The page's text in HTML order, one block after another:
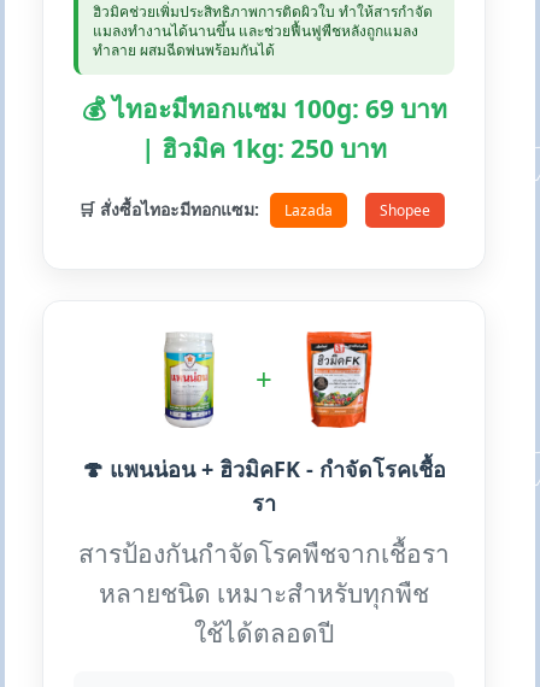
ฮิวมิคช่วยเพิ่มประสิทธิภาพการติดผิวใบ ทำให้สารกำจัด
แมลงทำงานได้นานขึ้น และช่วยฟื้นฟูพืชหลังถูกแมลง
ทำลาย ผสมฉีดพ่นพร้อมกันได้
💰 ไทอะมีทอกแซม 100g: 69 บาท
| ฮิวมิค 1kg: 250 บาท
🛒 สั่งซื้อไทอะมีทอกแซม: Lazada Shopee
+
🍄 แพนน่อน + ฮิวมิคFK - กำจัดโรคเชื้อ
รา
สารป้องกันกำจัดโรคพืชจากเชื้อรา
หลายชนิด เหมาะสำหรับทุกพืช
ใช้ได้ตลอดปี